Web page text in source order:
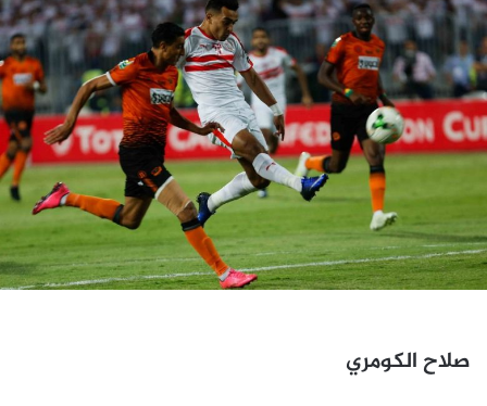
صلاح الكومري